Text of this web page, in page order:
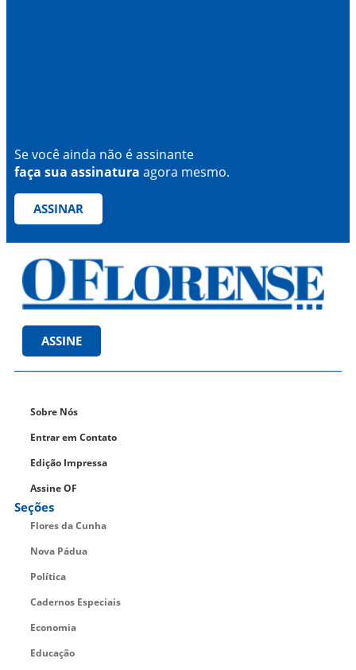
Se você ainda não é assinante
faça sua assinatura agora mesmo.
ASSINAR
ASSINE
Sobre Nós
Entrar em Contato
Edição Impressa
Assine OF
Seções
Flores da Cunha
Nova Pádua
Política
Cadernos Especiais
Economia
Educação